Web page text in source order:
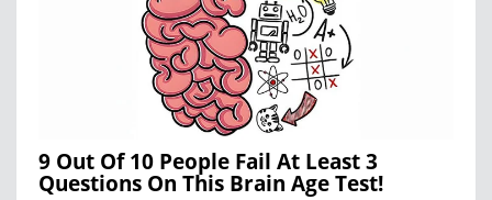
9 Out Of 10 People Fail At Least 3
Questions On This Brain Age Test!